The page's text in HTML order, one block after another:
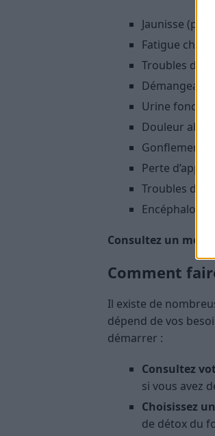
Jaunisse
Fatigue
Troubles
Urine foncée
Douleur
Gonflement
Perte
Troubles de
Consultez un
Comment
Il existe de
dépend de vos
démarrer :
Consultez
si vous avez
Choisissez
de détox du